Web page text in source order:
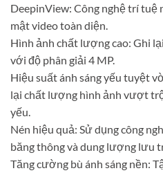
DeepinView: Công nghệ trí tuệ
mật video toàn diện.
Hình ảnh chất lượng cao: Ghi
với độ phân giải 4 MP.
Hiệu suất ánh sáng yếu tuyệt
lại chất lượng hình ảnh vượt
yếu.
Nén hiệu quả: Sử dụng công
băng thông và dung lượng lưu
Tăng cường bù ánh sáng nền: